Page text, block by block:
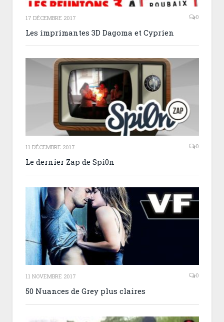
17 DÉCEMBRE 2017 0
Les imprimantes 3D Dagoma et Cyprien
11 DÉCEMBRE 2017 0
Le dernier Zap de Spi0n
11 NOVEMBRE 2017 0
50 Nuances de Grey plus claires